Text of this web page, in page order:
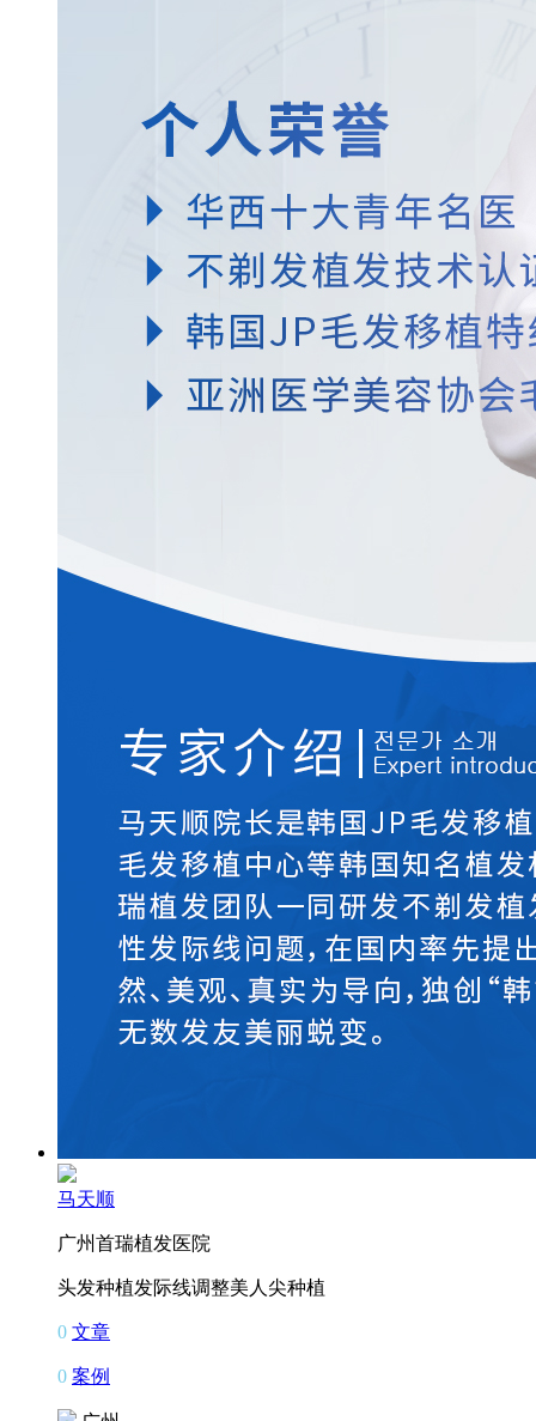
马天顺
广州首瑞植发医院
头发种植发际线调整美人尖种植
0 文章
0 案例